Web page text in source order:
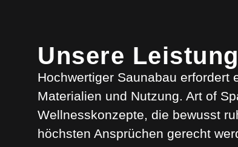
Unsere
Hochwertiger Saunabau erfordert
Materialien und Nutzung. Art of
Wellnesskonzepte, die bewusst
höchsten Ansprüchen gerecht